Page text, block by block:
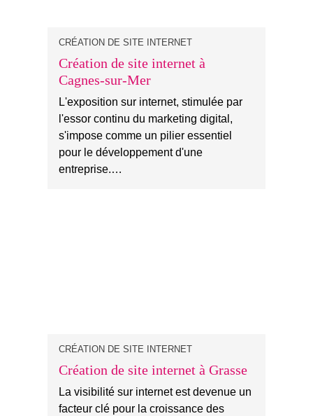
CRÉATION DE SITE INTERNET
Création de site internet à
Cagnes-sur-Mer
L'exposition sur internet, stimulée par
l'essor continu du marketing digital,
s'impose comme un pilier essentiel
pour le développement d'une
entreprise.…
CRÉATION DE SITE INTERNET
Création de site internet à Grasse
La visibilité sur internet est devenue un
facteur clé pour la croissance des